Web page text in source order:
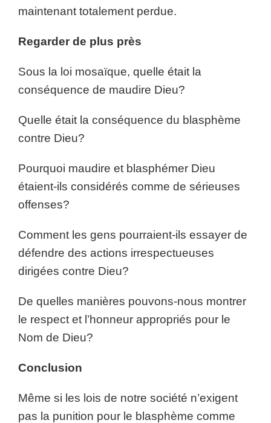
maintenant totalement perdue.
Regarder de plus près
Sous la loi mosaïque, quelle était la
conséquence de maudire Dieu?
Quelle était la conséquence du blasphème
contre Dieu?
Pourquoi maudire et blasphémer Dieu
étaient-ils considérés comme de sérieuses
offenses?
Comment les gens pourraient-ils essayer de
défendre des actions irrespectueuses
dirigées contre Dieu?
De quelles manières pouvons-nous montrer
le respect et l’honneur appropriés pour le
Nom de Dieu?
Conclusion
Même si les lois de notre société n’exigent
pas la punition pour le blasphème comme